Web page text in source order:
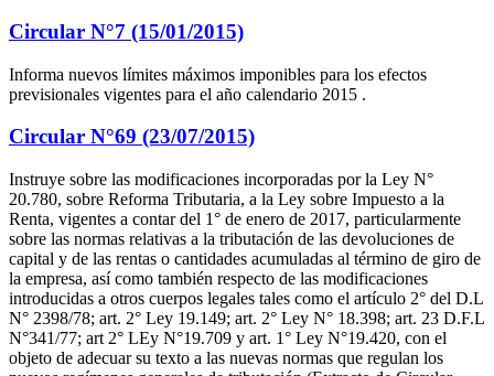
Circular N°7 (15/01/2015)
Informa nuevos límites máximos imponibles para los efectos
previsionales vigentes para el año calendario 2015 .
Circular N°69 (23/07/2015)
Instruye sobre las modificaciones incorporadas por la Ley N°
20.780, sobre Reforma Tributaria, a la Ley sobre Impuesto a la
Renta, vigentes a contar del 1° de enero de 2017, particularmente
sobre las normas relativas a la tributación de las devoluciones de
capital y de las rentas o cantidades acumuladas al término de giro de
la empresa, así como también respecto de las modificaciones
introducidas a otros cuerpos legales tales como el artículo 2° del D.L
N° 2398/78; art. 2° Ley 19.149; art. 2° Ley N° 18.398; art. 23 D.F.L
N°341/77; art 2° LEy N°19.709 y art. 1° Ley N°19.420, con el
objeto de adecuar su texto a las nuevas normas que regulan los